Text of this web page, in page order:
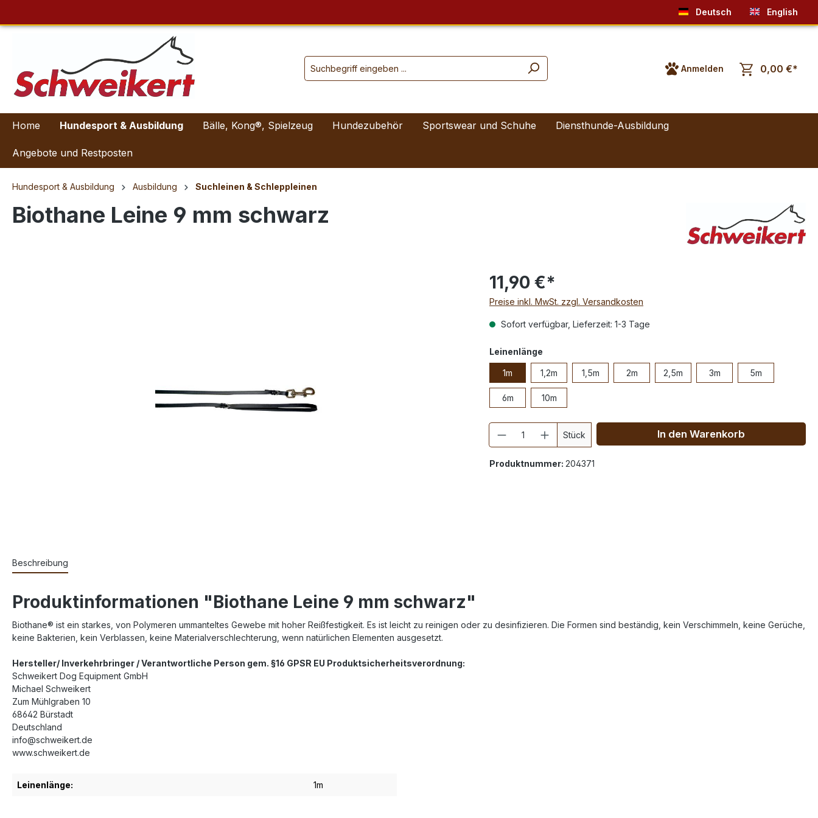
Deutsch English
Anmelden 0,00 €*
Home Hundesport & Ausbildung Bälle, Kong®, Spielzeug Hundezubehör Sportswear und Schuhe Diensthunde-Ausbildung
Angebote und Restposten
Hundesport & Ausbildung Ausbildung Suchleinen & Schleppleinen
Biothane Leine 9 mm schwarz
11,90 €*
Preise inkl. MwSt. zzgl. Versandkosten
Sofort verfügbar, Lieferzeit: 1-3 Tage
Leinenlänge
1m 1,2m 1,5m 2m 2,5m 3m 5m
6m 10m
Anzahl
Stück In den Warenkorb
Produktnummer: 204371
Beschreibung
Produktinformationen "Biothane Leine 9 mm schwarz"
Biothane® ist ein starkes, von Polymeren ummanteltes Gewebe mit hoher Reißfestigkeit. Es ist leicht zu reinigen oder zu desinfizieren. Die Formen sind beständig, kein Verschimmeln, keine Gerüche,
keine Bakterien, kein Verblassen, keine Materialverschlechterung, wenn natürlichen Elementen ausgesetzt.
Hersteller/ Inverkehrbringer / Verantwortliche Person gem. §16 GPSR EU Produktsicherheitsverordnung:
Schweikert Dog Equipment GmbH
Michael Schweikert
Zum Mühlgraben 10
68642 Bürstadt
Deutschland
info@schweikert.de
www.schweikert.de
Leinenlänge: 1m